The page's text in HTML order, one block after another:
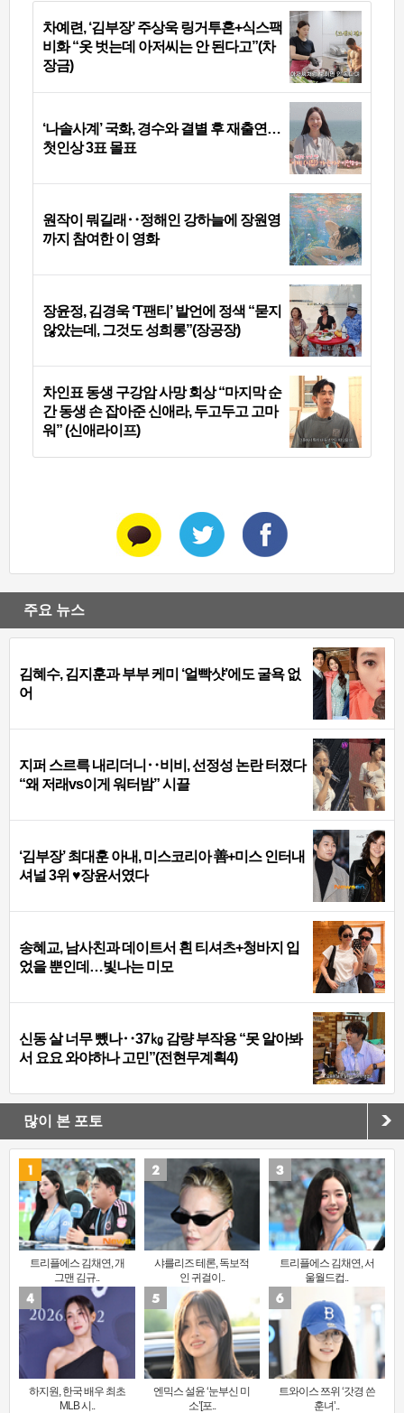
차예련, ‘김부장’ 주상욱 링거투혼+식스팩
비화 “옷 벗는데 아저씨는 안 된다고”(차
장금)
‘나솔사계’ 국화, 경수와 결별 후 재출연…
첫인상 3표 몰표
원작이 뭐길래‥정해인 강하늘에 장원영
까지 참여한 이 영화
장윤정, 김경욱 ‘T팬티’ 발언에 정색 “묻지
않았는데, 그것도 성희롱”(장공장)
차인표 동생 구강암 사망 회상 “마지막 순
간 동생 손 잡아준 신애라, 두고두고 고마
워” (신애라이프)
주요 뉴스
김혜수, 김지훈과 부부 케미 ‘얼빡샷’에도 굴욕 없
어
지퍼 스르륵 내리더니‥비비, 선정성 논란 터졌다
“왜 저래vs이게 워터밤” 시끌
‘김부장’ 최대훈 아내, 미스코리아 善+미스 인터내
셔널 3위 ♥장윤서였다
송혜교, 남사친과 데이트서 흰 티셔츠+청바지 입
었을 뿐인데…빛나는 미모
신동 살 너무 뺐나‥37㎏ 감량 부작용 “못 알아봐
서 요요 와야하나 고민”(전현무계획4)
많이 본 포토
트리플에스 김채연, 개
그맨 김규..
샤를리즈 테론, 독보적
인 귀걸이..
트리플에스 김채연, 서
울월드컵..
하지원, 한국 배우 최초
MLB 시..
엔믹스 설윤 ‘눈부신 미
소’[포..
트와이스 쯔위 ‘갓경 쓴
훈녀’..